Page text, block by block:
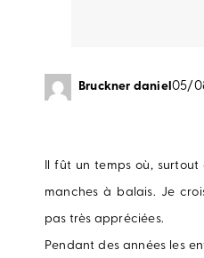
Bruckner daniel05/
Il fût un temps où,
manches à balais. Je
pas très appréciées.
Pendant des années les